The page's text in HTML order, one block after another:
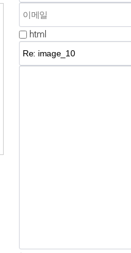
html